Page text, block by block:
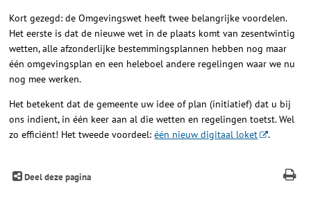
Kort gezegd: de Omgevingswet heeft twee belangrijke voordelen.
Het eerste is dat de nieuwe wet in de plaats komt van zesentwintig
wetten, alle afzonderlijke bestemmingsplannen hebben nog maar
één omgevingsplan en een heleboel andere regelingen waar we nu
nog mee werken.
Het betekent dat de gemeente uw idee of plan (initiatief) dat u bij
ons indient, in één keer aan al die wetten en regelingen toetst. Wel
zo efficiënt! Het tweede voordeel:één nieuw digitaal loket .
Deel deze pagina